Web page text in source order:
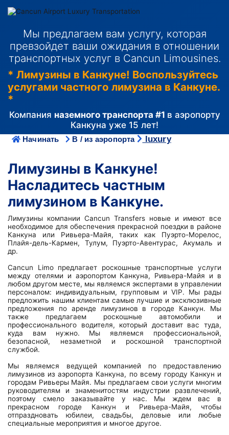
Мы предлагаем вам услугу, которая
превзойдет ваши ожидания в отношении
транспортных услуг в Cancun Limousines.
* Лимузины в Канкуне! Воспользуйтесь
услугами частного лимузина в Канкуне.
*
Компания наземного транспорта #1 в аэропорту
Канкуна уже 15 лет!
Начинать В / из аэропорта luxury
Лимузины в Канкуне!
Насладитесь частным
лимузином в Канкуне.
Лимузины компании Cancun Transfers новые и имеют все
необходимое для обеспечения прекрасной поездки в районе
Канкуна или Ривьера-Майя, таких как Пуэрто-Морелос,
Плайя-дель-Кармен, Тулум, Пуэрто-Авентурас, Акумаль и
др.
Cancun Limo предлагает роскошные транспортные услуги
между отелями и аэропортом Канкуна, Ривьера-Майя и в
любом другом месте, мы являемся экспертами в управлении
персоналом: индивидуальным, групповым и VIP. Мы рады
предложить нашим клиентам самые лучшие и эксклюзивные
предложения по аренде лимузинов в городе Канкун. Мы
также предлагаем роскошные автомобили и
профессионального водителя, который доставит вас туда,
куда вам нужно. Мы являемся профессиональной,
безопасной, незаметной и роскошной транспортной
службой.
Мы являемся ведущей компанией по предоставлению
лимузинов из аэропорта Канкуна, по всему городу Канкун и
городам Ривьеры Майя. Мы предлагаем свои услуги многим
руководителям и знаменитостям индустрии развлечений,
поэтому смело заказывайте у нас. Мы ждем вас в
прекрасном городе Канкун и Ривьера-Майя, чтобы
отпраздновать юбилеи, свадьбы, деловые или любые
специальные мероприятия и многое другое.